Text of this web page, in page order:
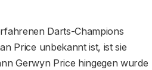
Darts-Champions
Price unbekannt ist, ist sie
Gerwyn Price hingegen wurde